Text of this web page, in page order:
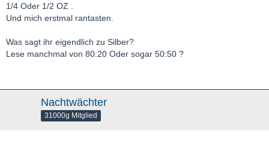
1/4 Oder 1/2 OZ .
Und mich erstmal rantasten.
Was sagt ihr eigendlich zu Silber?
Lese manchmal von 80:20 Oder sogar 50:50 ?
Nachtwächter
31000g Mitglied